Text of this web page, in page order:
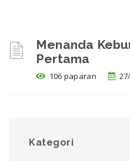
Menanda
Pertama
106 paparan
Kategori